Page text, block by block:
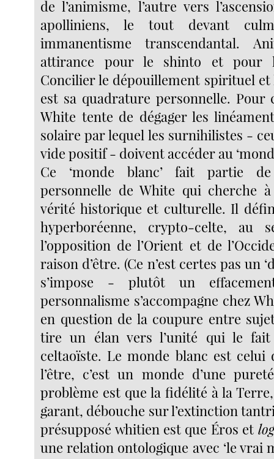
de l’animisme, l’autre vers
apolliniens, le tout devant
immanentisme transcendantal.
attirance pour le shinto et pour
Concilier le dépouillement spirituel et
est sa quadrature personnelle. Pour
White tente de dégager les
solaire par lequel les surnihilistes -
vide positif - doivent accéder au
Ce ‘monde blanc’ fait partie
personnelle de White qui cherche
vérité historique et culturelle. Il
hyperboréenne, crypto-celte, au
l’opposition de l’Orient et de
raison d’être. (Ce n’est certes pas un
s’impose - plutôt un
personnalisme s’accompagne chez
en question de la coupure entre
tire un élan vers l’unité qui le
celtaoïste. Le monde blanc est celui
l’être, c’est un monde d’une
problème est que la fidélité à la
garant, débouche sur l’extinction
présupposé whitien est que Éros et
une relation ontologique avec ‘le vrai